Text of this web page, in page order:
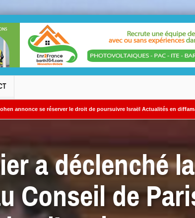
le droit de poursuivre Israël Actualités en diffamation.
a déclenché
Conseil de